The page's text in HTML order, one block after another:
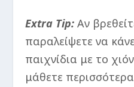
Extra Tip: Αν
παραλείψετε να
παιχνίδια με το
μάθετε περισσότερα